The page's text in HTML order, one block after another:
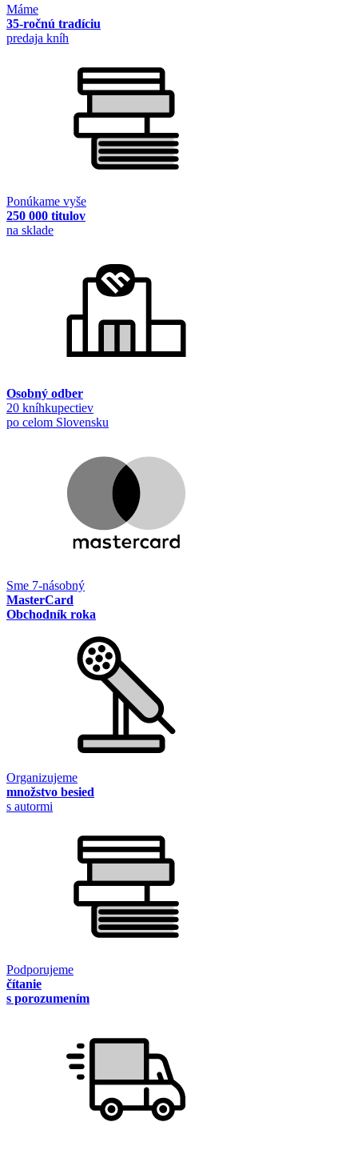
Máme
35-ročnú tradíciu
predaja kníh
Ponúkame vyše
250 000 titulov
na sklade
Osobný odber
20 kníhkupectiev
po celom Slovensku
Sme 7-násobný
MasterCard
Obchodník roka
Organizujeme
množstvo besied
s autormi
Podporujeme
čítanie
s porozumením